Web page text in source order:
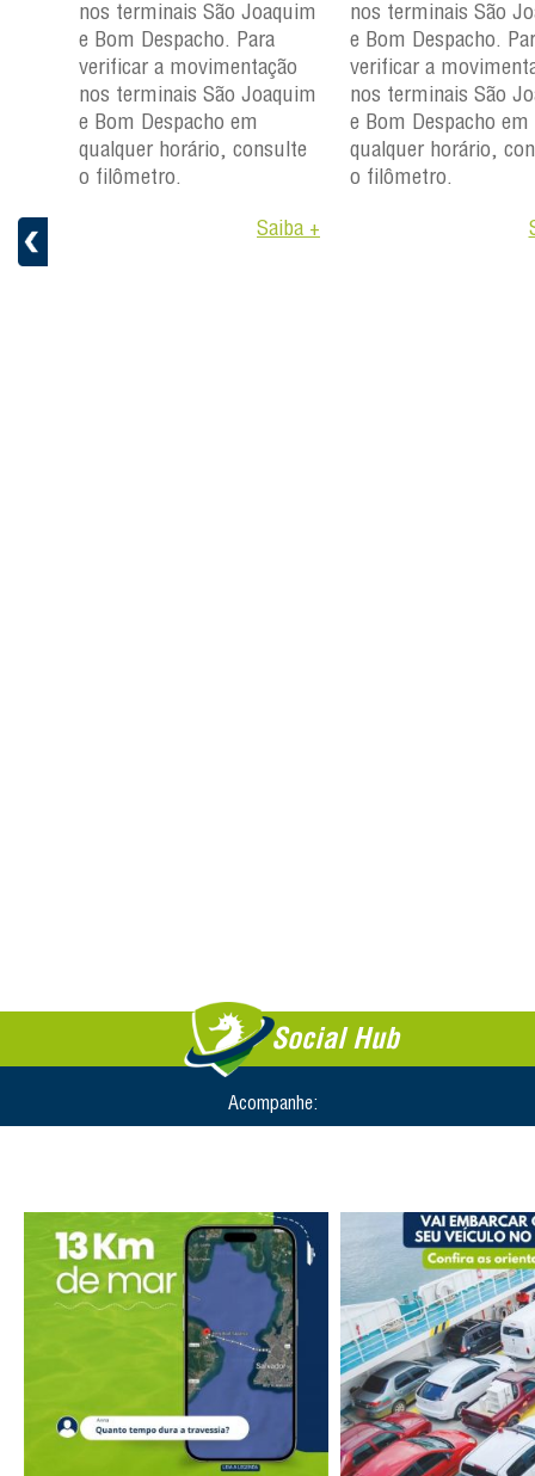
+
nos terminais São Joaquim
e Bom Despacho. Para
verificar a movimentação
nos terminais São Joaquim
e Bom Despacho em
qualquer horário, consulte
o filômetro.
Saiba +
nos terminais São
e Bom Despacho.
verificar a
nos terminais São
e Bom Despacho em
qualquer horário,
o filômetro.
Social Hub
Acompanhe: